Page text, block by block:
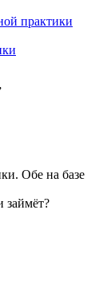
практики
Обе на базе
займёт?